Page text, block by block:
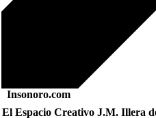
Insonoro.com
El Espacio Creativo J.M. Illera